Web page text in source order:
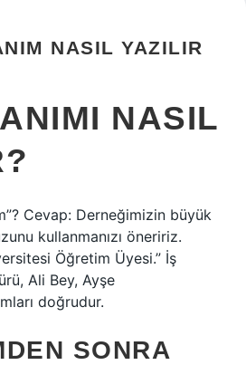
NASIL YAZILIR
NASIL
Cevap: Derneğimizin büyük
kullanmanızı öneririz.
Öğretim Üyesi.” İş
Ali Bey, Ayşe
doğrudur.
SONRA